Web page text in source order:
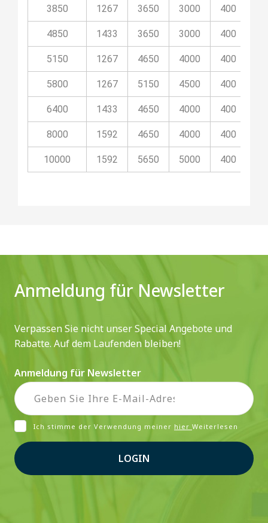
3850 1267 3650 3000 400
4850 1433 3650 3000 400
5150 1267 4650 4000 400
5800 1267 5150 4500 400
6400 1433 4650 4000 400
8000 1592 4650 4000 400
10000 1592 5650 5000 400
Anmeldung für Newsletter
Verpassen Sie nicht unser Special Angebote und
Rabatte. Auf dem Laufenden bleiben!
Anmeldung für Newsletter
Ich stimme der Verwendung meiner hier Weiterlesen
LOGIN